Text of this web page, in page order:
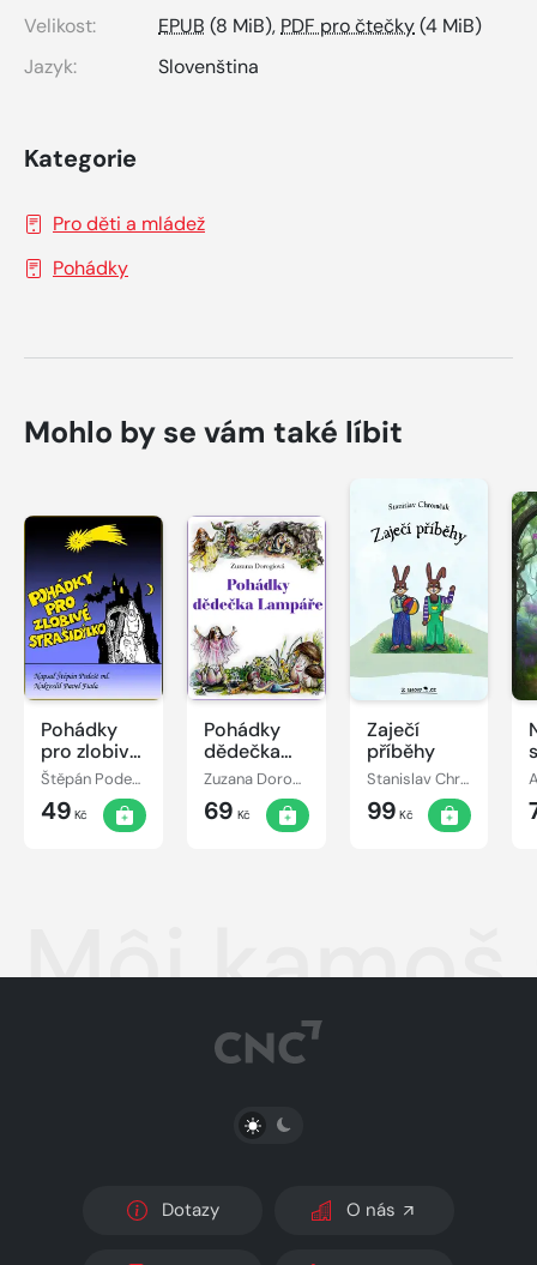
Velikost:
EPUB (8 MiB), PDF pro čtečky(4 MiB)
Jazyk:
Slovenština
Kategorie
Pro děti a mládež
Pohádky
Mohlo by se vám také líbit
Pohádky
pro zlobivé
strašidýlkoŠtěpán Podešt, ml.
49 Kč
Pohádky
dědečka
Lampáře Zuzana Dorogiová
69 Kč
Zaječí
příběhy
Stanislav Chromčák
99 Kč
Môj
PŘEPNOUT SVĚTLÝ/TMAVÝ REŽIM
Dotazy O nás